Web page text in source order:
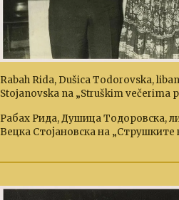
Rabah Rida, Dušica Todorovska,
Stojanovska na „Struškim večerima
Рабах Рида, Душица Тодоровска,
Вецка Стојановска на „Струшките